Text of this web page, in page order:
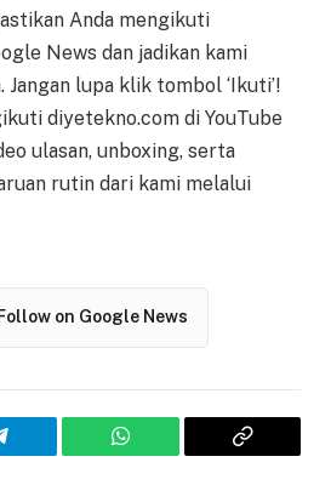
Anda mengikuti
News dan jadikan kami
lupa klik tombol ‘Ikuti’!
diyetekno.com di YouTube
ulasan, unboxing, serta
rutin dari kami melalui
Follow on Google News
WhatsApp
Copy